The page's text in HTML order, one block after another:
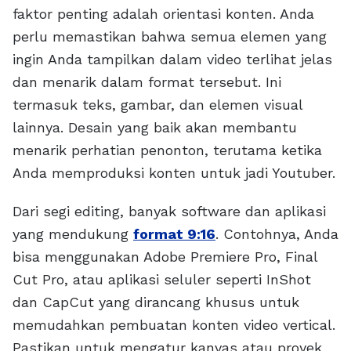
faktor penting adalah orientasi konten. Anda
perlu memastikan bahwa semua elemen yang
ingin Anda tampilkan dalam video terlihat jelas
dan menarik dalam format tersebut. Ini
termasuk teks, gambar, dan elemen visual
lainnya. Desain yang baik akan membantu
menarik perhatian penonton, terutama ketika
Anda memproduksi konten untuk jadi Youtuber.
Dari segi editing, banyak software dan aplikasi
yang mendukung format 9:16. Contohnya, Anda
bisa menggunakan Adobe Premiere Pro, Final
Cut Pro, atau aplikasi seluler seperti InShot
dan CapCut yang dirancang khusus untuk
memudahkan pembuatan konten video vertical.
Pastikan untuk mengatur kanvas atau proyek